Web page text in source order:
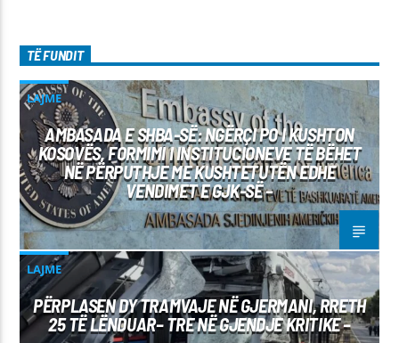
TË FUNDIT
LAJME
AMBASADA E SHBA-SË: NGËRÇI PO I KUSHTON
KOSOVËS, FORMIMI I INSTITUCIONEVE TË BËHET
NË PËRPUTHJE ME KUSHTETUTËN EDHE
VENDIMET E GJK-SË –
LAJME
PËRPLASEN DY TRAMVAJE NË GJERMANI, RRETH
25 TË LËNDUAR– TRE NË GJENDJE KRITIKE –